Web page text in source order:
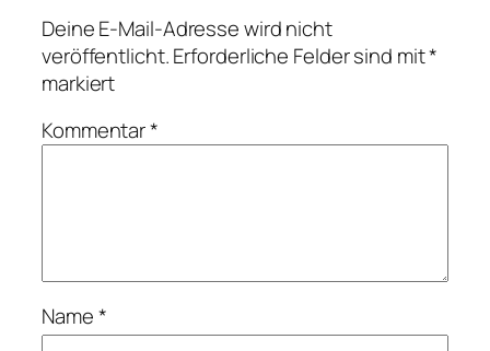
Deine E-Mail-Adresse wird nicht
veröffentlicht.Erforderliche Felder sind mit*
markiert
Kommentar*
Name*